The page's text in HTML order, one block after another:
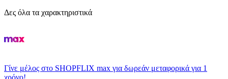
Δες όλα τα χαρακτηριστικά
Γίνε μέλος στο SHOPFLIX max για δωρεάν μεταφορικά για 1
χρόνο!